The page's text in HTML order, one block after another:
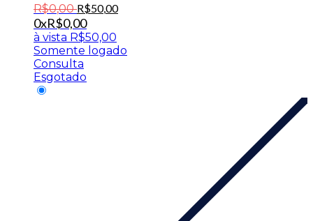
R$0,00 R$50,00
0xR$0,00
à vista R$50,00
Somente logado
Consulta
Esgotado